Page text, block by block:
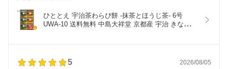
ひととえ 宇治茶わらび餅 -抹茶とほうじ茶- 6号
UWA-10 送料無料 中島大祥堂 京都産 宇治 きな粉
5 2026/08/05